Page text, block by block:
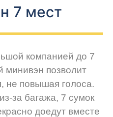
7 мест
компанией до 7
минивэн позволит
не повышая голоса.
за багажа, 7 сумок
доедут вместе